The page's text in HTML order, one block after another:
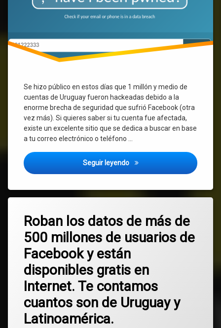
Se hizo público en estos días que 1 millón y medio de
cuentas de Uruguay fueron hackeadas debido a la
enorme brecha de seguridad que sufrió Facebook (otra
vez más). Si quieres saber si tu cuenta fue afectada,
existe un excelente sitio que se dedica a buscar en base
a tu correo electrónico o teléfono …
Seguir leyendo Como saber si tu cuenta
saben
más
datos.
Roban los datos de más de
500 millones de usuarios de
Facebook y están
disponibles gratis en
Internet. Te contamos
cuantos son de Uruguay y
Latinoamérica.
correos
cuentas
datos
Facebook
hackeo
robo
un
comentario
en
Roban
los
datos
de
de
millones
de
usuarios